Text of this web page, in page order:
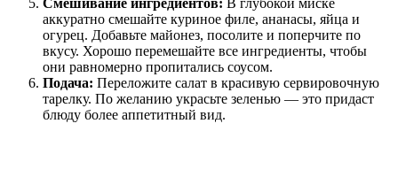
Смешивание ингредиентов: В глубокой миске
аккуратно смешайте куриное филе, ананасы, яйца и
огурец. Добавьте майонез, посолите и поперчите по
вкусу. Хорошо перемешайте все ингредиенты, чтобы
они равномерно пропитались соусом.
Подача: Переложите салат в красивую сервировочную
тарелку. По желанию украсьте зеленью — это придаст
блюду более аппетитный вид.